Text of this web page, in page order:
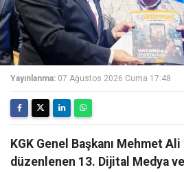
Yayınlanma: 07 Ağustos 2026 Cuma 17:48
KGK Genel Başkanı Mehmet Ali
düzenlenen 13. Dijital Medya